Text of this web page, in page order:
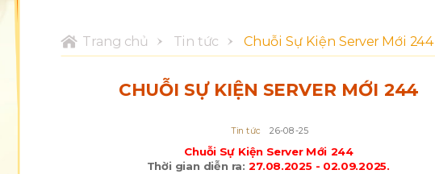
Trang chủ Tin tức Chuỗi Sự Kiện Server Mới 244
CHUỖI SỰ KIỆN SERVER MỚI 244
Tin tức 26-08-25
Chuỗi Sự Kiện Server Mới 244
Thời gian diễn ra: 27.08.2025 - 02.09.2025.